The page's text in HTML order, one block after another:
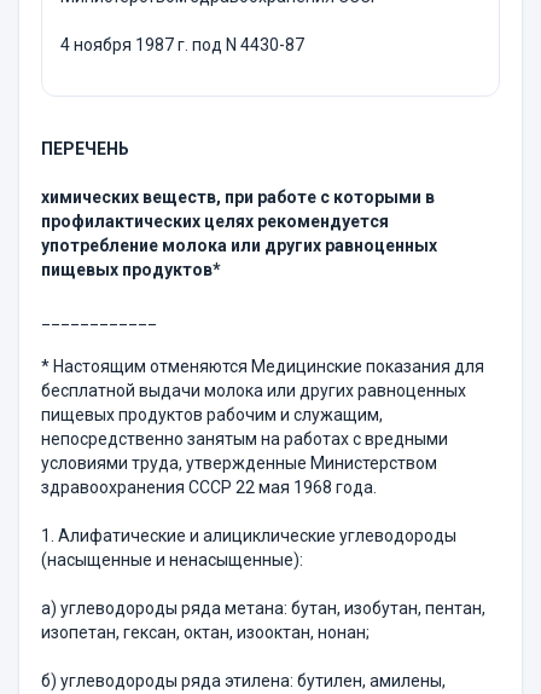
4 ноября 1987 г. под N 4430-87
ПЕРЕЧЕНЬ
химических веществ, при работе с которыми в
профилактических целях рекомендуется
употребление молока или других равноценных
пищевых продуктов*
* Настоящим отменяются Медицинские показания для
бесплатной выдачи молока или других равноценных
пищевых продуктов рабочим и служащим,
непосредственно занятым на работах с вредными
условиями труда, утвержденные Министерством
здравоохранения СССР 22 мая 1968 года.
1. Алифатические и алициклические углеводороды
(насыщенные и ненасыщенные):
а) углеводороды ряда метана: бутан, изобутан, пентан,
изопетан, гексан, октан, изооктан, нонан;
б) углеводороды ряда этилена: бутилен, амилены,